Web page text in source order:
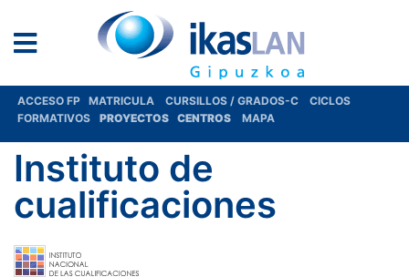
ACCESO FP MATRICULA CURSILLOS / GRADOS-C
CICLOS
FORMATIVOS
PROYECTOS CENTROS MAPA
Instituto de
cualificaciones